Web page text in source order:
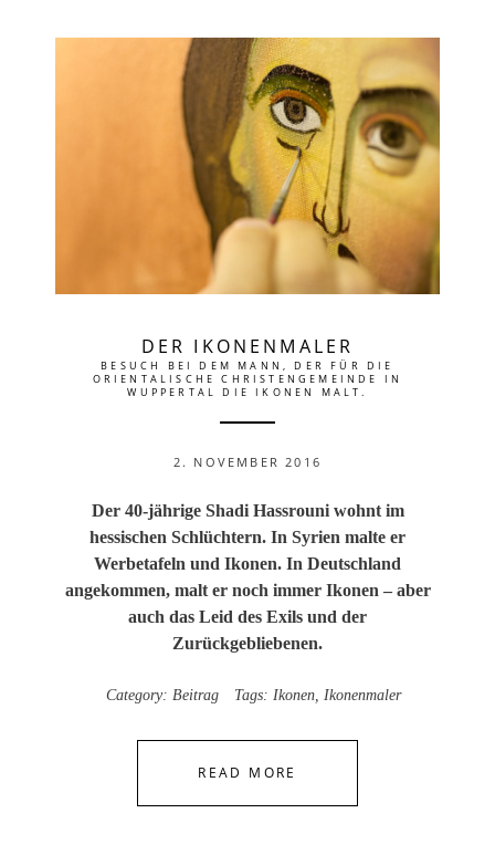
DER IKONENMALER
BESUCH BEI DEM MANN, DER FÜR DIE
ORIENTALISCHE CHRISTENGEMEINDE IN
WUPPERTAL DIE IKONEN MALT.
2. NOVEMBER 2016
Der 40-jährige Shadi Hassrouni wohnt im
hessischen Schlüchtern. In Syrien malte er
Werbetafeln und Ikonen. In Deutschland
angekommen, malt er noch immer Ikonen – aber
auch das Leid des Exils und der
Zurückgebliebenen.
Category: Beitrag Tags: Ikonen, Ikonenmaler
READ MORE